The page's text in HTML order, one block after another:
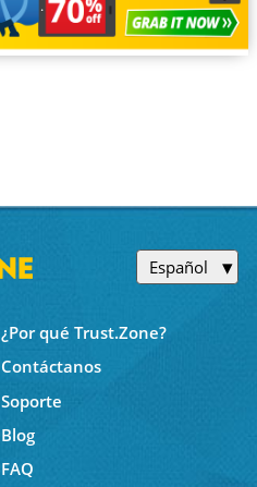
Español
¿Por qué Trust.Zone?
Contáctanos
Soporte
Blog
FAQ